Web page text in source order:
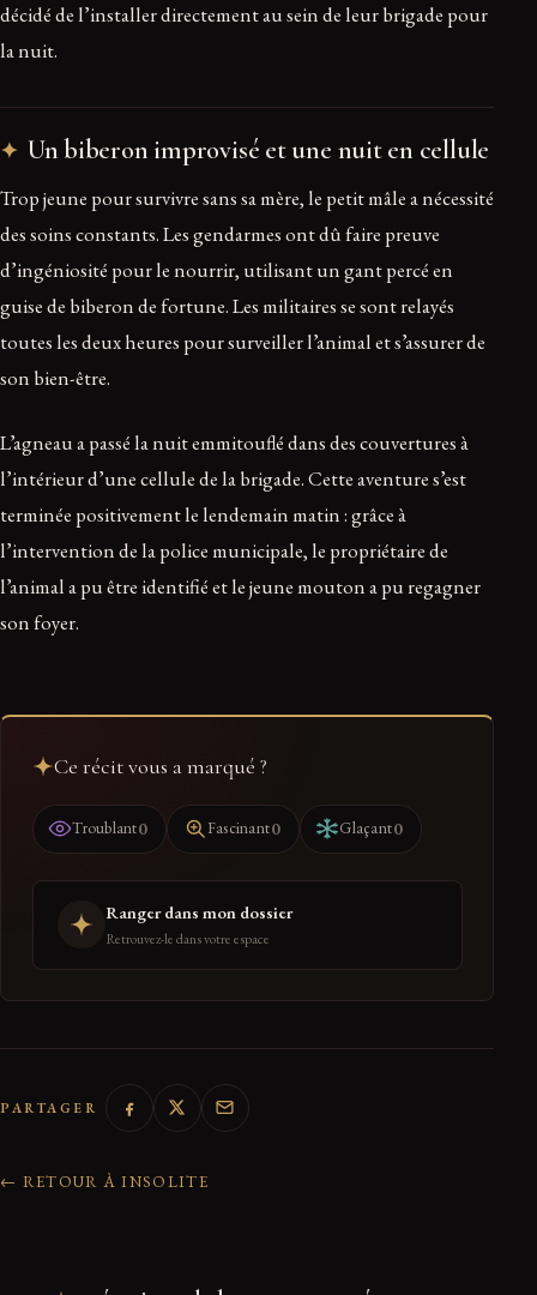
décidé de l’installer directement au sein de leur brigade pour
la nuit.
Un biberon improvisé et une nuit en cellule
Trop jeune pour survivre sans sa mère, le petit mâle a nécessité
des soins constants. Les gendarmes ont dû faire preuve
d’ingéniosité pour le nourrir, utilisant un gant percé en
guise de biberon de fortune. Les militaires se sont relayés
toutes les deux heures pour surveiller l’animal et s’assurer de
son bien-être.
L’agneau a passé la nuit emmitouflé dans des couvertures à
l’intérieur d’une cellule de la brigade. Cette aventure s’est
terminée positivement le lendemain matin : grâce à
l’intervention de la police municipale, le propriétaire de
l’animal a pu être identifié et le jeune mouton a pu regagner
son foyer.
Ce récit vous a marqué ?
Troublant0 Fascinant0 Glaçant0
Ranger dans mon dossier
Retrouvez-le dans votre espace
PARTAGER
← RETOUR À INSOLITE